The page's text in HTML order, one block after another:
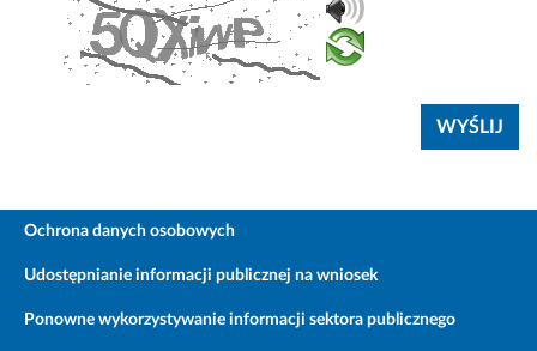
Ochrona danych osobowych
Udostępnianie informacji publicznej na wniosek
Ponowne wykorzystywanie informacji sektora publicznego